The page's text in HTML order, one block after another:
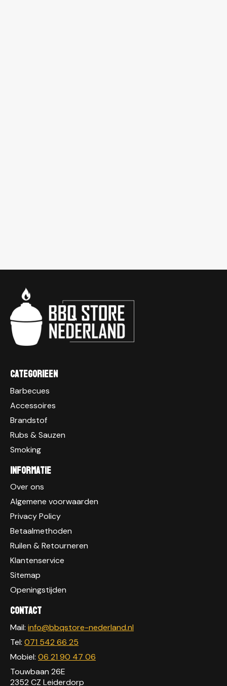
Categorieen
Barbecues
Accessoires
Brandstof
Rubs & Sauzen
Smoking
Informatie
Over ons
Algemene voorwaarden
Privacy Policy
Betaalmethoden
Ruilen & Retourneren
Klantenservice
Sitemap
Openingstijden
Contact
Mail: info@bbqstore-nederland.nl
Tel: 071 542 66 25
Mobiel: 06 21 90 47 06
Touwbaan 26E
2352 CZ Leiderdorp